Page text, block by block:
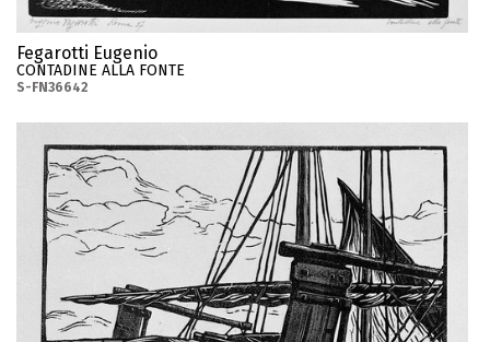
Fegarotti Eugenio
CONTADINE ALLA FONTE
S-FN36642